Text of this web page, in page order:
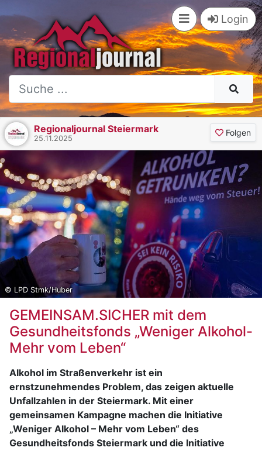
Login
Regionaljournal Steiermark
25.11.2025
Folgen
© LPD Stmk/Huber
GEMEINSAM.SICHER mit dem
Gesundheitsfonds „Weniger Alkohol-
Mehr vom Leben“
Alkohol im Straßenverkehr ist ein
ernstzunehmendes Problem, das zeigen aktuelle
Unfallzahlen in der Steiermark. Mit einer
gemeinsamen Kampagne machen die Initiative
„Weniger Alkohol – Mehr vom Leben“ des
Gesundheitsfonds Steiermark und die Initiative